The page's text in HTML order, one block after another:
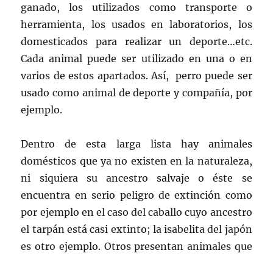
ganado, los utilizados como transporte o
herramienta, los usados en laboratorios, los
domesticados para realizar un deporte…etc.
Cada animal puede ser utilizado en una o en
varios de estos apartados. Así, perro puede ser
usado como animal de deporte y compañía, por
ejemplo.
Dentro de esta larga lista hay animales
domésticos que ya no existen en la naturaleza,
ni siquiera su ancestro salvaje o éste se
encuentra en serio peligro de extinción como
por ejemplo en el caso del caballo cuyo ancestro
el tarpán está casi extinto; la isabelita del japón
es otro ejemplo. Otros presentan animales que